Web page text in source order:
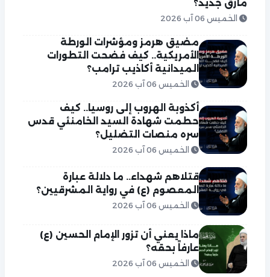
مأزق جديد؟
الخميس 06 آب 2026
مضيق هرمز ومؤشرات الورطة
الأمريكية.. كيف فضحت التطورات
الميدانية أكاذيب ترامب؟
الخميس 06 آب 2026
أكذوبة الهروب إلى روسيا.. كيف
حطمت شهادة السيد الخامنئي قدس
سره منصات التضليل؟
الخميس 06 آب 2026
قتلاهم شهداء.. ما دلالة عبارة
المعصوم (ع) في رواية المشرقيين؟
الخميس 06 آب 2026
ماذا يعني أن تزور الإمام الحسين (ع)
عارفاً بحقه؟
الخميس 06 آب 2026